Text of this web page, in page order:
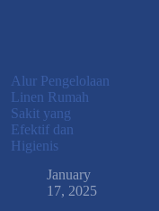
Alur Pengelolaan
Linen Rumah
Sakit yang
Efektif dan
Higienis
January
17, 2025